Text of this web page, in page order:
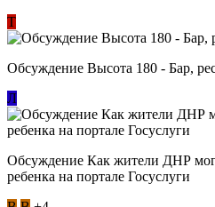
Т
Обсуждение Высота 180 - Бар,
Л
Обсуждение Как жители ДНР
ребенка на портале Госуслуги